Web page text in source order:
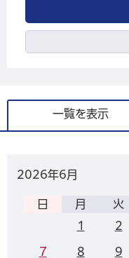
一覧を表示
2026年6月
日 月 火
1
2
7 8 9